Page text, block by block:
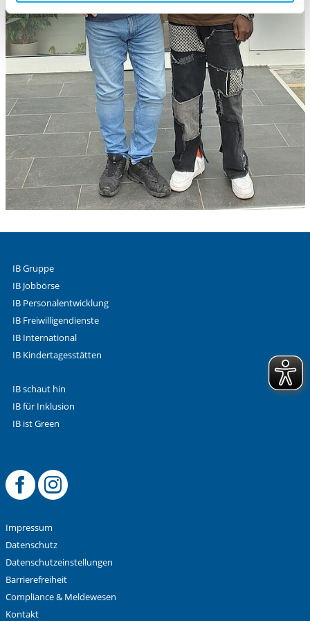
aufgerufenen und somit gewünschten Website-
Funktionen sind. Diese Cookies setzen wir aufgrund
berechtigter Interessen und daher unabhängig von einer
Einwilligung.
IB Gruppe
IB Jobbörse
IB Personalentwicklung
IB Freiwilligendienste
IB International
IB Kindertagesstätten
IB schaut hin
IB für Inklusion
IB ist Green
Offizielle
Impressum
Datenschutz
Datenschutzeinstellungen
Barrierefreiheit
Compliance & Meldewesen
Kontakt